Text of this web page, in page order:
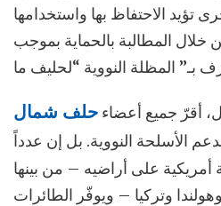
دولة أخرى تؤيد الاحتفاظ بها واستخدامها
المطالبة بالحماية بموجب
أقرّ جميع أعضاء حلف شمال
بدعم الأسلحة النووية. بل إن عدداً
على أراضيه – من بينها
وهولندا وتركيا – ويوفّر الطائرات